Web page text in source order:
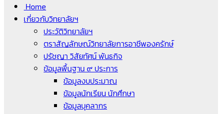
Home
เกี่ยวกับวิทยาลัยฯ
ประวัติวิทยาลัยฯ
ตราสัญลักษณ์วิทยาลัยการอาชีพองครักษ์
ปรัชญา วิสัยทัศน์ พันธกิจ
ข้อมูลพื้นฐาน ๙ ประการ
ข้อมูลงบประมาณ
ข้อมูลนักเรียน นักศึกษา
ข้อมูลบุคลากร